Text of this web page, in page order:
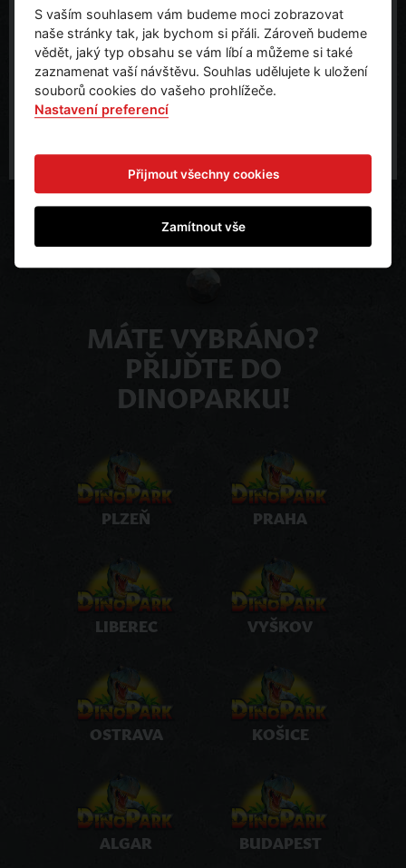
Teddies s. r. o.
U Dlouhoňovic 1494
564 01 Žamberk
office@teddies.cz
MÁTE VYBRÁNO?
PŘIJĎTE DO
DINOPARKU!
PLZEŇ PRAHA
LIBEREC VYŠKOV
OSTRAVA KOŠICE
ALGAR BUDAPEST
S vaším souhlasem vám budeme moci zobrazovat
naše stránky tak, jak bychom si přáli. Zároveň budeme
vědět, jaký typ obsahu se vám líbí a můžeme si také
zaznamenat vaší návštěvu. Souhlas udělujete k uložení
souborů cookies do vašeho prohlížeče.
Nastavení preferencí
Přijmout všechny cookies
Zamítnout vše